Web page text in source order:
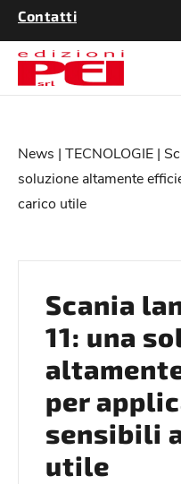
Contatti
News | TECNOLOGIE |
soluzione altamente
carico utile
Scania
11: una
per
sensibili
utile